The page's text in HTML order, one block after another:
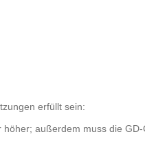
erfüllt sein:
außerdem muss die